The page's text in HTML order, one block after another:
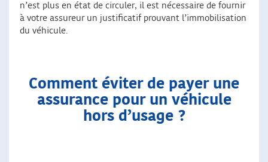
n’est plus en état de circuler, il est nécessaire de fournir
à votre assureur un justificatif prouvant l’immobilisation
du véhicule.
Comment éviter de payer une
assurance pour un véhicule
hors d’usage ?